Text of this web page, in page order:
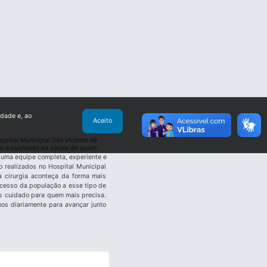
Municipal São Vicente de
e cuidando da saúde de quem
equipe completa, experiente e
realizados no Hospital Municipal
cirurgia aconteça da forma mais
da população a esse tipo de
cuidado para quem mais precisa.
diariamente para avançar junto
e, ao
Aceito